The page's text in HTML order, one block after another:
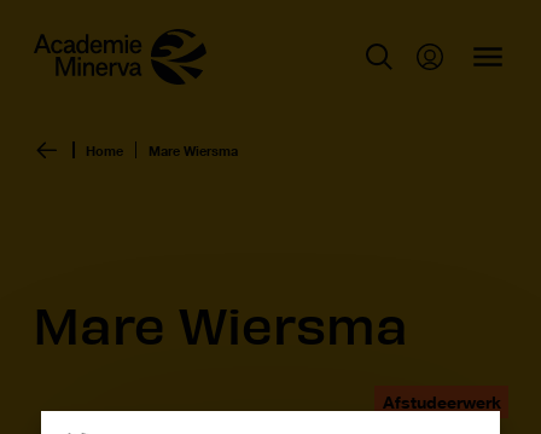
Home Mare Wiersma
Mare Wiersma
Afstudeerwerk